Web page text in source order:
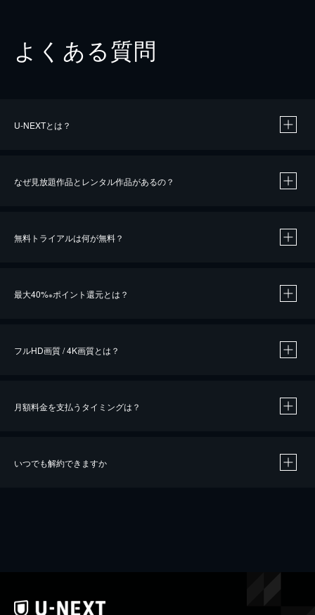
よくある質問
U-NEXTとは？
なぜ見放題作品とレンタル作品があるの？
無料トライアルは何が無料？
最大40%※ポイント還元とは？
※40％ポイント還元の対象は、クレジットカード決済による作品の購入 / レンタルです。
フルHD画質 / 4K画質とは？
月額料金を支払うタイミングは？
いつでも解約できますか